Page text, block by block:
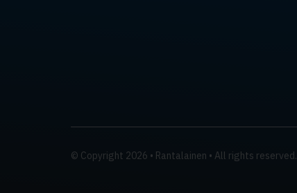
© Copyright 2026 • Rantalainen • All rights reserved.